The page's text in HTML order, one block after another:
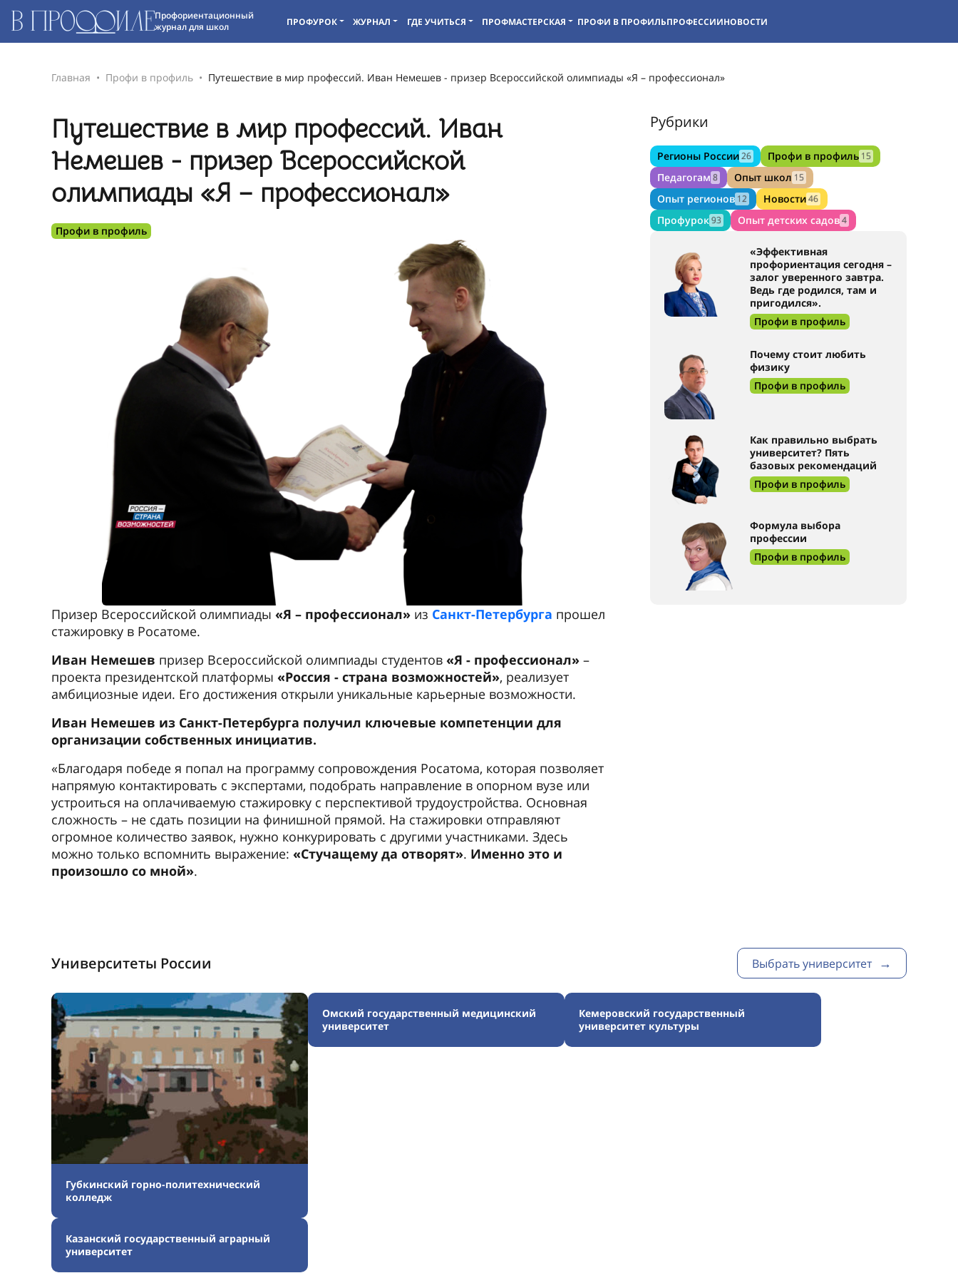
Профориентационный
журнал для школ
ПРОФУРОК ЖУРНАЛ ГДЕ УЧИТЬСЯ ПРОФМАСТЕРСКАЯ ПРОФИ В ПРОФИЛЬПРОФЕССИИНОВОСТИ
Главная Профи в профиль Путешествие в мир профессий. Иван Немешев - призер Всероссийской олимпиады «Я – профессионал»
Путешествие в мир профессий. Иван
Немешев - призер Всероссийской
олимпиады «Я – профессионал»
Профи в профиль
Призер Всероссийской олимпиады «Я – профессионал» из Санкт-Петербурга прошел
стажировку в Росатоме.
Иван Немешев призер Всероссийской олимпиады студентов «Я - профессионал» –
проекта президентской платформы «Россия - страна возможностей», реализует
амбициозные идеи. Его достижения открыли уникальные карьерные возможности.
Иван Немешев из Санкт-Петербурга получил ключевые компетенции для
организации собственных инициатив.
«Благодаря победе я попал на программу сопровождения Росатома, которая позволяет
напрямую контактировать с экспертами, подобрать направление в опорном вузе или
устроиться на оплачиваемую стажировку с перспективой трудоустройства. Основная
сложность – не сдать позиции на финишной прямой. На стажировки отправляют
огромное количество заявок, нужно конкурировать с другими участниками. Здесь
можно только вспомнить выражение: «Стучащему да отворят». Именно это и
произошло со мной».
Рубрики
Регионы России26 Профи в профиль 15
Педагогам 8 Опыт школ 15
Опыт регионов 12 Новости46
Профурок93 Опыт детских садов4
«Эффективная
профориентация сегодня –
залог уверенного завтра.
Ведь где родился, там и
пригодился».
Профи в профиль
Почему стоит любить
физику
Профи в профиль
Как правильно выбрать
университет? Пять
базовых рекомендаций
Профи в профиль
Формула выбора
профессии
Профи в профиль
Университеты России Выбрать университет
Губкинский горно-политехнический
колледж
Омский государственный медицинский
университет
Кемеровский государственный
университет культуры
Казанский государственный аграрный
университет